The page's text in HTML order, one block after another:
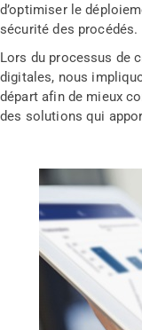
d’optimiser le
sécurité des procédés.
Lors du processus de
digitales, nous
départ afin de mieux
des solutions qui